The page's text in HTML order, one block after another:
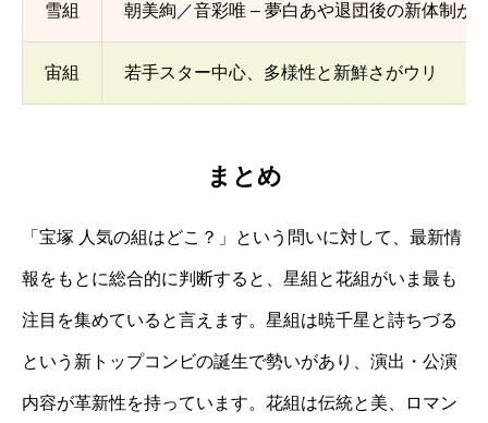
雪組 朝美絢／音彩唯 – 夢白あや退団後の新体制が
宙組 若手スター中心、多様性と新鮮さがウリ
まとめ
「宝塚 人気の組はどこ？」という問いに対して、最新情
報をもとに総合的に判断すると、星組と花組がいま最も
注目を集めていると言えます。星組は暁千星と詩ちづる
という新トップコンビの誕生で勢いがあり、演出・公演
内容が革新性を持っています。花組は伝統と美、ロマン